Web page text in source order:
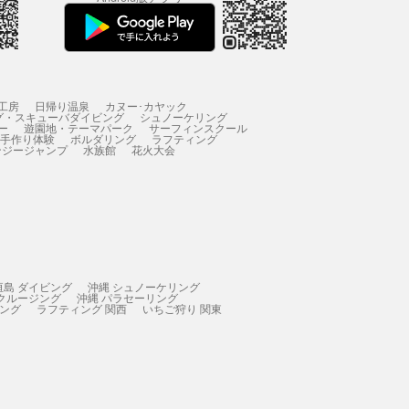
房 日帰り温泉 カヌー･カヤック
・スキューバダイビング シュノーケリング
遊園地・テーマパーク サーフィンスクール
作り体験 ボルダリング ラフティング
ージャンプ 水族館 花火大会
島 ダイビング 沖縄 シュノーケリング
ルージング 沖縄 パラセーリング
グ ラフティング 関西 いちご狩り 関東